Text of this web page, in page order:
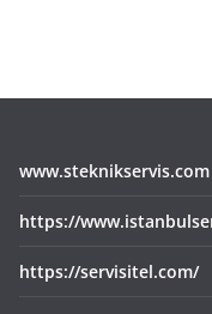
www.steknikservis.com
https://
https://servisitel.com/